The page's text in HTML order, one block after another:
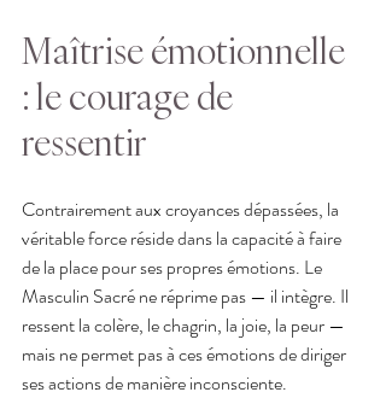
Maîtrise émotionnelle
: le courage de
ressentir
Contrairement aux croyances dépassées, la
véritable force réside dans la capacité à faire
de la place pour ses propres émotions. Le
Masculin Sacré ne réprime pas — il intègre. Il
ressent la colère, le chagrin, la joie, la peur —
mais ne permet pas à ces émotions de diriger
ses actions de manière inconsciente.